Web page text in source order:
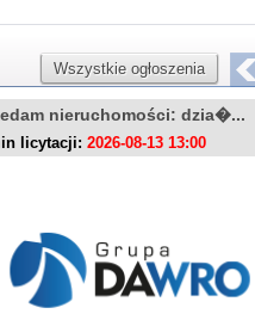
Wszystkie ogłoszenia
nieruchomości: dzia�...
licytacji: 2026-08-13 13:00